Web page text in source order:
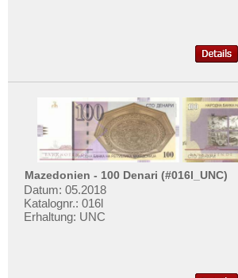
Mazedonien - 100 Denari (#016l_UNC)
Datum: 05.2018
Katalognr.: 016l
Erhaltung: UNC